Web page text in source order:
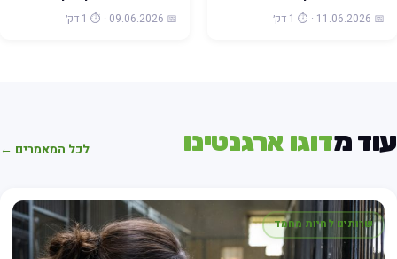
📅 11.06.2026 · ⏱️ 1 דק׳ 📅 09.06.2026 · ⏱️ 1 דק׳
מדוגו ארגנטינו לכל המאמרים ←
שרותים לחיות מחמד